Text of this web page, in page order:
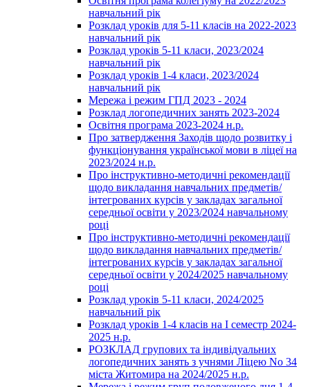
навчальний рік
Розклад уроків для 5-11 класів на 2022-2023
навчальний рік
Розклад уроків 5-11 класи, 2023/2024
навчальний рік
Розклад уроків 1-4 класи, 2023/2024
навчальний рік
Мережа і режим ГПД 2023 - 2024
Розклад логопедичних занять 2023-2024
Освітня програма 2023-2024 н.р.
Про затвердження Заходів щодо розвитку і
функціонування української мови в ліцеї на
2023/2024 н.р.
Про інструктивно-методичні рекомендації
щодо викладання навчальних предметів/
інтегрованих курсів у закладах загальної
середньої освіти у 2023/2024 навчальному
році
Про інструктивно-методичні рекомендації
щодо викладання навчальних предметів/
інтегрованих курсів у закладах загальної
середньої освіти у 2024/2025 навчальному
році
Розклад уроків 5-11 класи, 2024/2025
навчальний рік
Розклад уроків 1-4 класів на І семестр 2024-
2025 н.р.
РОЗКЛАД групових та індивідуальних
логопедичних занять з учнями Ліцею No 34
міста Житомира на 2024/2025 н.р.